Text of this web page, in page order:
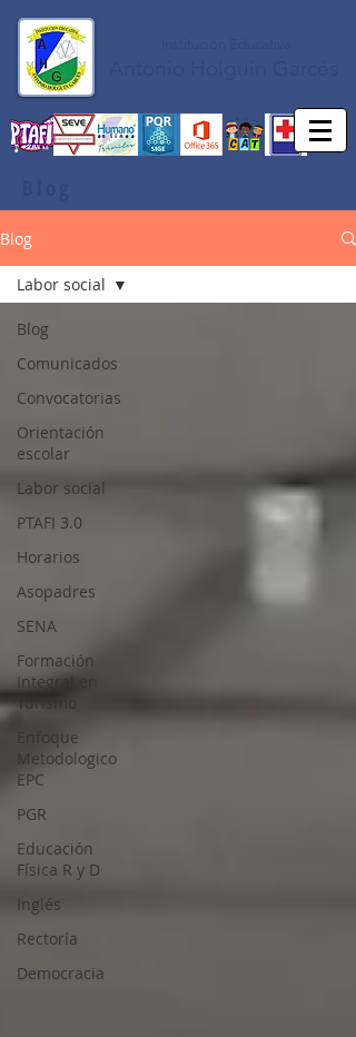
Blog
Blog
Comunicados
Convocatorias
Orientación
escolar
Labor social
PTAFI 3.0
Horarios
Asopadres
SENA
Formación
Integral en
Turismo
Enfoque
Metodologico
EPC
PGR
Educación
Física R y D
Inglés
Rectoría
Democracia
Labor social